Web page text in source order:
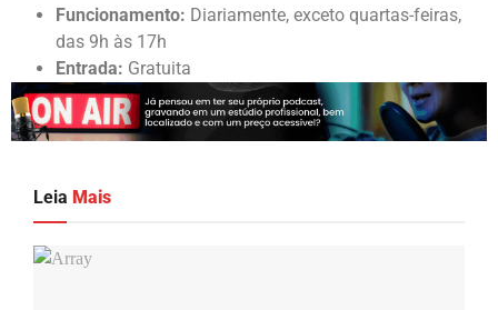
Funcionamento: Diariamente, exceto quartas-feiras,
das 9h às 17h
Entrada: Gratuita
Leia Mais